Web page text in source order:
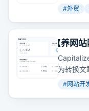
洞察能力
翻译、内
优化客户
销、辅助
企业内部
#外贸
【养网
站，已
为转换文
277万
#网站开